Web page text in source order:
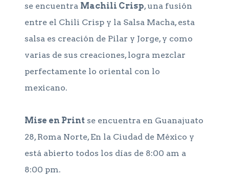
se encuentra Machili Crisp, una fusión
entre el Chili Crisp y la Salsa Macha, esta
salsa es creación de Pilar y Jorge, y como
varias de sus creaciones, logra mezclar
perfectamente lo oriental con lo
mexicano.
Mise en Print se encuentra en Guanajuato
28, Roma Norte, En la Ciudad de México y
está abierto todos los días de 8:00 am a
8:00 pm.